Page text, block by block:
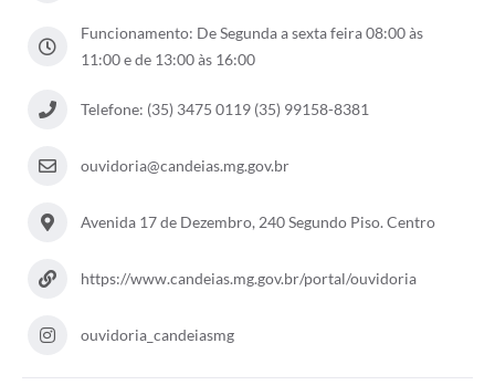
A Nossa Cidade
Canal da Ouvidoria
Prevican
Funcionamento: De Segunda a sexta feira 08:00 às
11:00 e de 13:00 às 16:00
Telefone: (35) 3475 0119 (35) 99158-8381
ouvidoria@candeias.mg.gov.br
Avenida 17 de Dezembro, 240 Segundo Piso. Centro
https://www.candeias.mg.gov.br/portal/ouvidoria
ouvidoria_candeiasmg